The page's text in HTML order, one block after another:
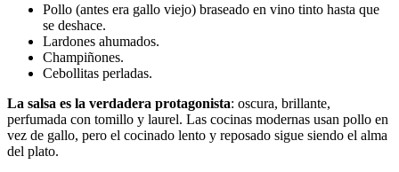
Pollo (antes era gallo viejo) braseado en vino tinto hasta que
se deshace.
Lardones ahumados.
Champiñones.
Cebollitas perladas.
La salsa es la verdadera protagonista: oscura, brillante,
perfumada con tomillo y laurel. Las cocinas modernas usan pollo en
vez de gallo, pero el cocinado lento y reposado sigue siendo el alma
del plato.